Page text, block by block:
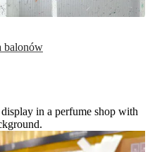
balonów
in a perfume shop with